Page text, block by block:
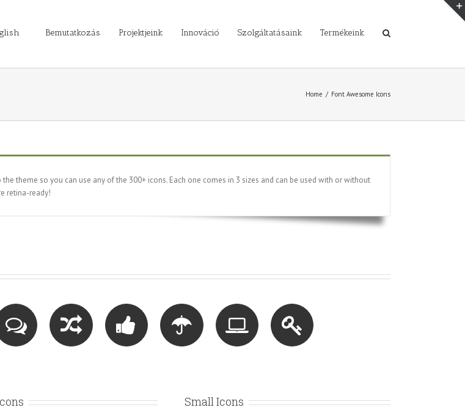
Bemutatkozás Projektjeink Innováció Szolgáltatásaink Termékeink
Home / Font Awesome Icons
theme so you can use any of the 300+ icons. Each one comes in 3 sizes and can be used with or without
retina-ready!
Small Icons